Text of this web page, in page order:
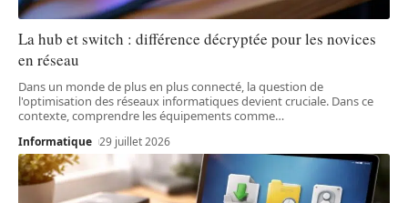
La hub et switch : différence décryptée pour les novices
en réseau
Dans un monde de plus en plus connecté, la question de
l'optimisation des réseaux informatiques devient cruciale. Dans ce
contexte, comprendre les équipements comme…
Informatique 29 juillet 2026